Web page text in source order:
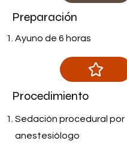
Preparación
Ayuno de 6 horas
Procedimiento
Sedación procedural por
anestesiólogo